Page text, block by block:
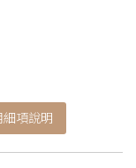
項說明